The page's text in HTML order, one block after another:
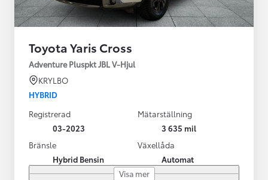
Toyota Yaris Cross
Adventure Pluspkt JBL V-Hjul
KRYLBO
HYBRID
Registrerad
03-2023
Mätarställning
3 635 mil
Bränsle
Hybrid Bensin
Växellåda
Automat
Visa mer